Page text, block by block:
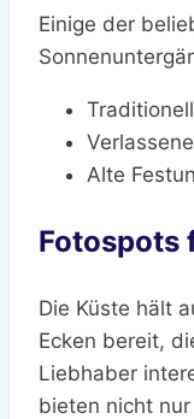
Einige der
Alte
Fotospots
Die Küste hält
Ecken bereit,
Liebhaber
bieten nicht